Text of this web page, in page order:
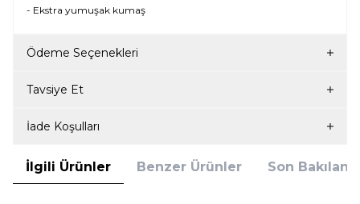
- Ekstra yumuşak kumaş
Ödeme Seçenekleri
Tavsiye Et
İade Koşulları
İlgili Ürünler Benzer Ürünler Son